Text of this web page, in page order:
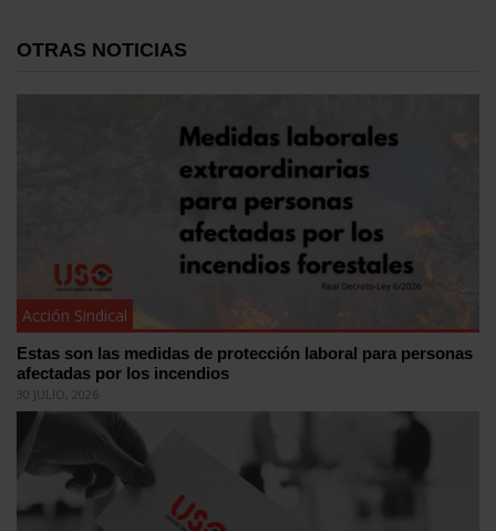
OTRAS NOTICIAS
Acción Sindical
Estas son las medidas de protección laboral para personas
afectadas por los incendios
30 JULIO, 2026